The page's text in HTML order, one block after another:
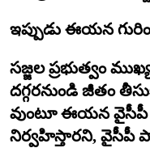
ఇప్పుడు ఈయన
సజ్జల ప్రభుత్వం
దగ్గరనుండి జీతం
వుంటూ ఈయన వైసీపీ
నిర్వహిస్తారని, వైసీపీ